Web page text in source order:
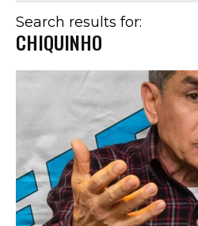
Search results for:
CHIQUINHO